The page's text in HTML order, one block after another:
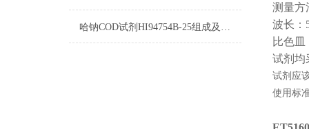
哈钠COD试剂HI94754B-25组成及测量范围
测量方
波长：
比色皿
试剂均
试剂应
使用标